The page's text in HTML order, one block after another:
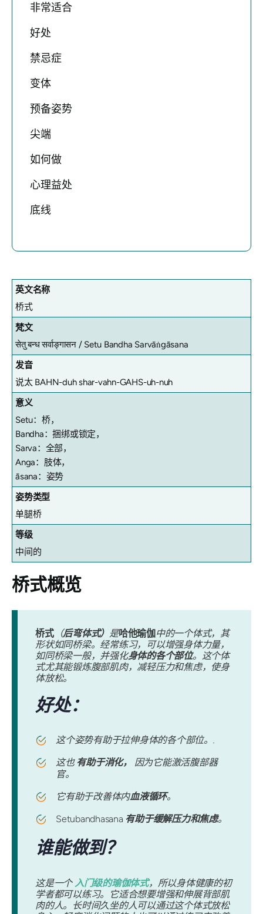
非常适合
好处
禁忌症
变体
预备姿势
尖端
如何做
心理益处
底线
英文名称
桥式
梵文
सेतु बन्ध सर्वाङ्गासन / Setu Bandha Sarvāṅgāsana
发音
说太 BAHN-duh shar-vahn-GAHS-uh-nuh
意义
Setu：桥，
Bandha：捆绑或锁定，
Sarva：全部，
Anga：肢体，
āsana：姿势
姿势类型
单腿桥
等级
中间的
桥式概览
桥式（后弯体式） 是哈他瑜伽中的一个体式，其
形状如同桥梁。经常练习，可以增强身体力量，
如同桥梁一般，并强化身体的各个部位。这个体
式尤其能锻炼腹部肌肉，减轻压力和焦虑，使身
体放松。
好处：
这个姿势有助于拉伸身体的各个部位。.
这也 有助于消化，
因为它能激活腹部器
官。
它有助于改善体内血液循环。
Setubandhasana 有助于缓解压力和焦虑。
谁能做到？
这是一个 入门级的瑜伽体式，所以身体健康的初
学者都可以练习。它适合想要增强和伸展背部肌
肉的人。长时间久坐的人可以通过这个体式放松